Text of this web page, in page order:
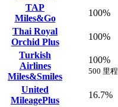
TAP
Miles&Go
100%
Thai Royal
Orchid Plus
100%
Turkish
Airlines
Miles&Smiles
100%
500 里程
United
MileagePlus
16.7%